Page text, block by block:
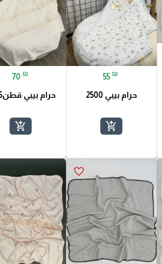
55 ₪
حرام بيبي 2500
add_shopping_cart
70 ₪
حرام بيبي قطن4275
add_shopping_cart
favorite_border